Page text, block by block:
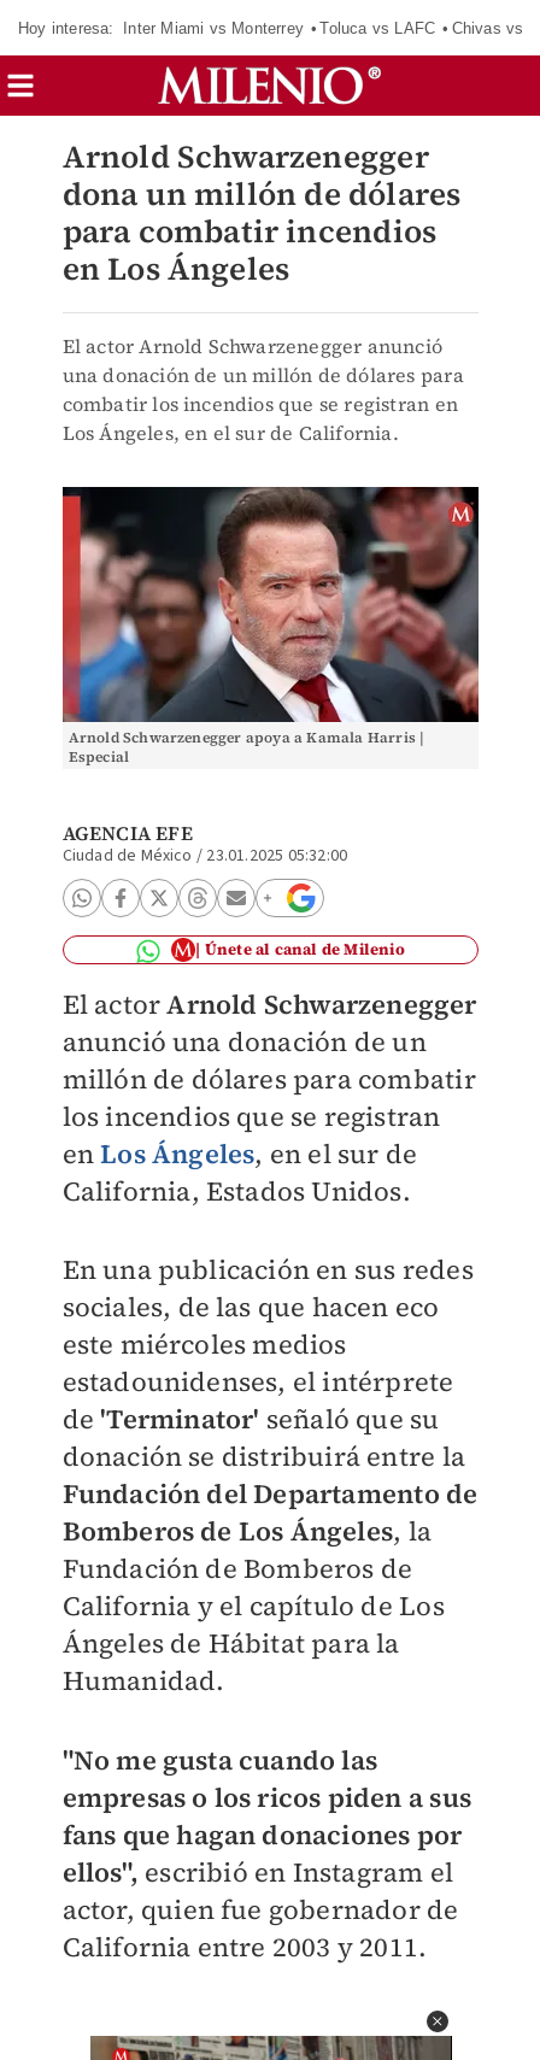
Hoy interesa: Inter Miami vs Monterrey Toluca vs LAFC Chivas vs
Arnold Schwarzenegger
dona un millón de dólares
para combatir incendios
en Los Ángeles
El actor Arnold Schwarzenegger anunció
una donación de un millón de dólares para
combatir los incendios que se registran en
Los Ángeles, en el sur de California.
Arnold Schwarzenegger apoya a Kamala Harris |
Especial
AGENCIA EFE
Ciudad de México / 23.01.2025 05:32:00
Únete al canal de Milenio
El actorArnold Schwarzenegger
anunció una donación de un
millón de dólares para combatir
los incendios que se registran
enLos Ángeles, en el sur de
California, Estados Unidos.
En una publicación en sus redes
sociales, de las que hacen eco
este miércoles medios
estadounidenses, el intérprete
de 'Terminator' señaló que su
donación se distribuirá entre la
Fundación del Departamento de
Bomberos de Los Ángeles, la
Fundación de Bomberos de
California y el capítulo de Los
Ángeles de Hábitat para la
Humanidad.
"No me gusta cuando las
empresas o los ricos piden a sus
fans que hagan donaciones por
ellos", escribió en Instagram el
actor, quien fue gobernador de
California entre 2003 y 2011.